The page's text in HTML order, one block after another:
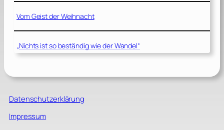
Vom Geist der Weihnacht
„Nichts ist so beständig wie der Wandel“
Datenschutzerklärung
Impressum